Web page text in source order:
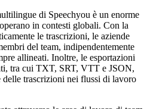
di Speechyou è un enorme
in contesti globali. Con la
le trascrizioni, le aziende
del team, indipendentemente
allineati. Inoltre, le esportazioni
tra cui TXT, SRT, VTT e JSON,
trascrizioni nei flussi di lavoro